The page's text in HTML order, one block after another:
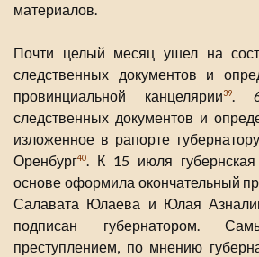
материалов.
Почти целый месяц ушел на
следственных документов и
провинциальной канцелярии39. 6
следственных документов и
изложенное в рапорте
Оренбург40. К 15 июля
основе оформила окончательный
Салавата Юлаева и Юлая
подписан губернатором.
преступлением, по мнению